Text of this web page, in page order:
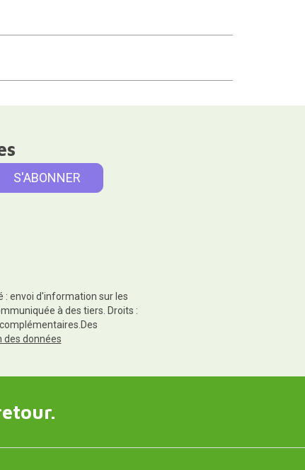
: envoi d'information sur les
à des tiers. Droits :
des données